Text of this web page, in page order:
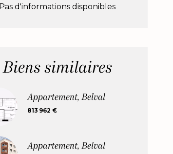
Pas d'informations disponibles
Biens similaires
Appartement, Belval
813 962 €
Appartement, Belval